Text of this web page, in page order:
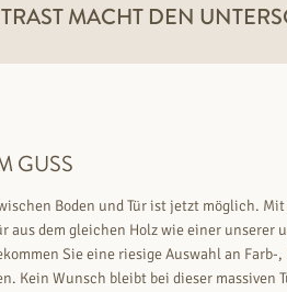
MACHT DEN
GUSS
Boden und Tür ist jetzt möglich.
aus dem gleichen Holz wie einer unserer
Sie eine riesige Auswahl an Farb-
Kein Wunsch bleibt bei dieser massiven